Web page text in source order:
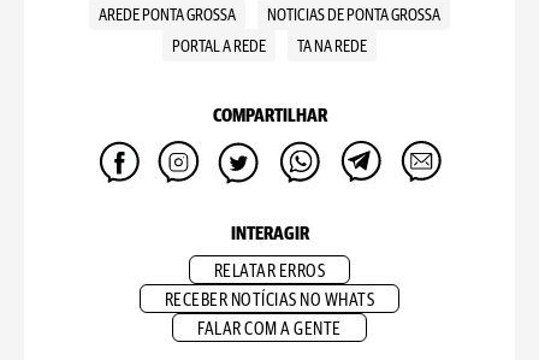
AREDE PONTA GROSSA
NOTICIAS DE PONTA GROSSA
PORTAL A REDE
TA NA REDE
COMPARTILHAR
INTERAGIR
RELATAR ERROS
RECEBER NOTÍCIAS NO WHATS
FALAR COM A GENTE